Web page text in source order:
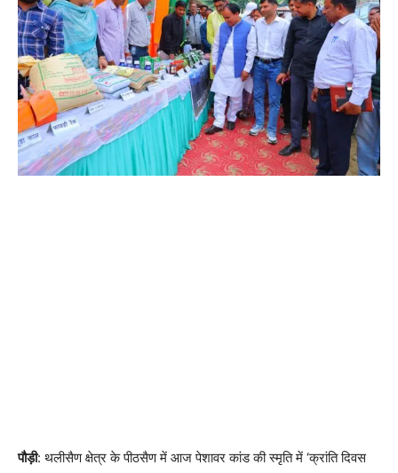
पौड़ी: थलीसैण क्षेत्र के पीठसैण में आज पेशावर कांड की स्मृति में ‘क्रांति दिवस